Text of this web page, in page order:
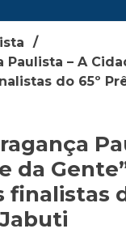
Paulista – A
do 65º
da
finalistas